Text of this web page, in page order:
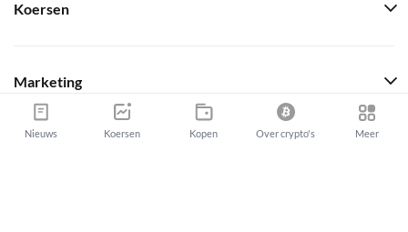
Koersen
Marketing
Nieuws Koersen Kopen Over crypto's Meer